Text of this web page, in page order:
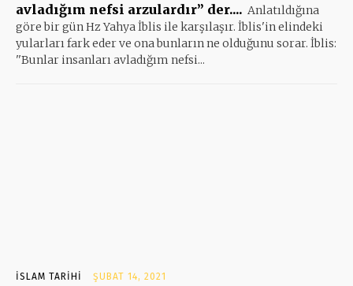
avladığım nefsi arzulardır” der.... Anlatıldığına
göre bir gün Hz Yahya İblis ile karşılaşır. İblis'in elindeki
yularları fark eder ve ona bunların ne olduğunu sorar. İblis:
''Bunlar insanları avladığım nefsi...
İSLAM TARIHI ŞUBAT 14, 2021